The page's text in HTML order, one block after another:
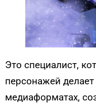
Это специалист,
персонажей
медиаформатах,